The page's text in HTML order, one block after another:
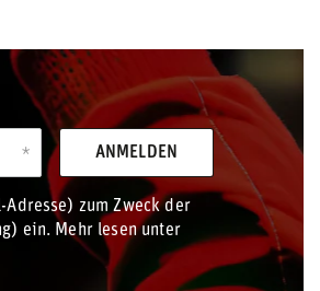
zum Zweck der
ein. Mehr lesen unter
ANMELDEN